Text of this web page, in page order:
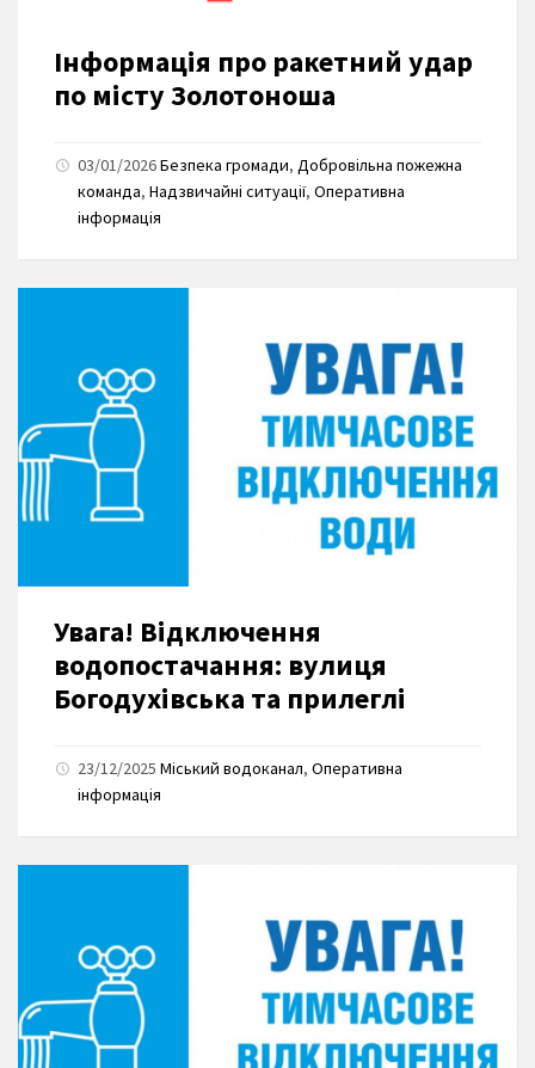
Інформація про ракетний удар
по місту Золотоноша
03/01/2026Безпека громади, Добровільна пожежна
команда, Надзвичайні ситуації, Оперативна
інформація
Увага! Відключення
водопостачання: вулиця
Богодухівська та прилеглі
23/12/2025 Міський водоканал, Оперативна
інформація